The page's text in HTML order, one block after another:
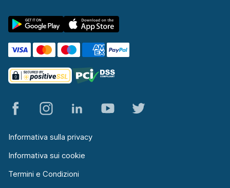
Informativa sulla privacy
Informativa sui cookie
Termini e Condizioni